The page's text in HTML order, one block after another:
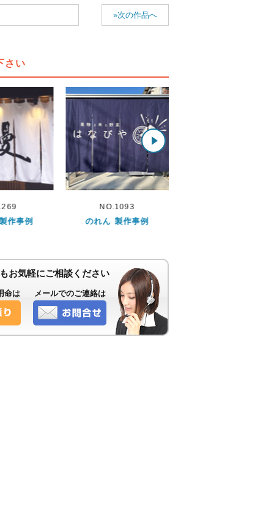
»次の作品へ
さい
作事例
NO.667
のれん 製作事例
お気軽にご相談ください
命は メールでのご連絡は